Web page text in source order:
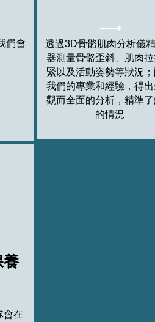
們會
透過3D骨骼肌肉分析儀
器測量骨骼歪斜、肌肉
緊以及活動姿勢等狀況
我們的專業和經驗，得
觀而全面的分析，精準
的情況
養
會在